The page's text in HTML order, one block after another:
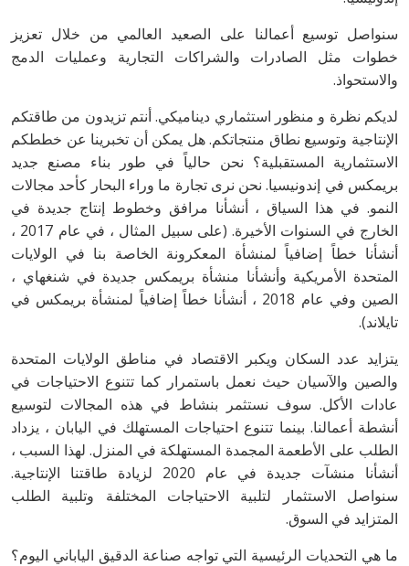
سنواصل توسيع أعمالنا على الصعيد العالمي من خلال تعزيز
خطوات مثل الصادرات والشراكات التجارية وعمليات الدمج
والاستحواذ.
لديكم نظرة و منظور استثماري ديناميكي. أنتم تزيدون من طاقتكم
الإنتاجية وتوسيع نطاق منتجاتكم. هل يمكن أن تخبرينا عن خططكم
الاستثمارية المستقبلية؟ نحن حالياً في طور بناء مصنع جديد
بريمكس في إندونيسيا. نحن نرى تجارة ما وراء البحار كأحد مجالات
النمو. في هذا السياق ، أنشأنا مرافق وخطوط إنتاج جديدة في
الخارج في السنوات الأخيرة. (على سبيل المثال ، في عام 2017 ،
أنشأنا خطاً إضافياً لمنشأة المعكرونة الخاصة بنا في الولايات
المتحدة الأمريكية وأنشأنا منشأة بريمكس جديدة في شنغهاي ،
الصين وفي عام 2018 ، أنشأنا خطاً إضافياً لمنشأة بريمكس في
تايلاند).
يتزايد عدد السكان ويكبر الاقتصاد في مناطق الولايات المتحدة
والصين والآسيان حيث نعمل باستمرار كما تتنوع الاحتياجات في
عادات الأكل. سوف نستثمر بنشاط في هذه المجالات لتوسيع
أنشطة أعمالنا. بينما تتنوع احتياجات المستهلك في اليابان ، يزداد
الطلب على الأطعمة المجمدة المستهلكة في المنزل. لهذا السبب ،
أنشأنا منشآت جديدة في عام 2020 لزيادة طاقتنا الإنتاجية.
سنواصل الاستثمار لتلبية الاحتياجات المختلفة وتلبية الطلب
المتزايد في السوق.
ما هي التحديات الرئيسية التي تواجه صناعة الدقيق الياباني اليوم؟